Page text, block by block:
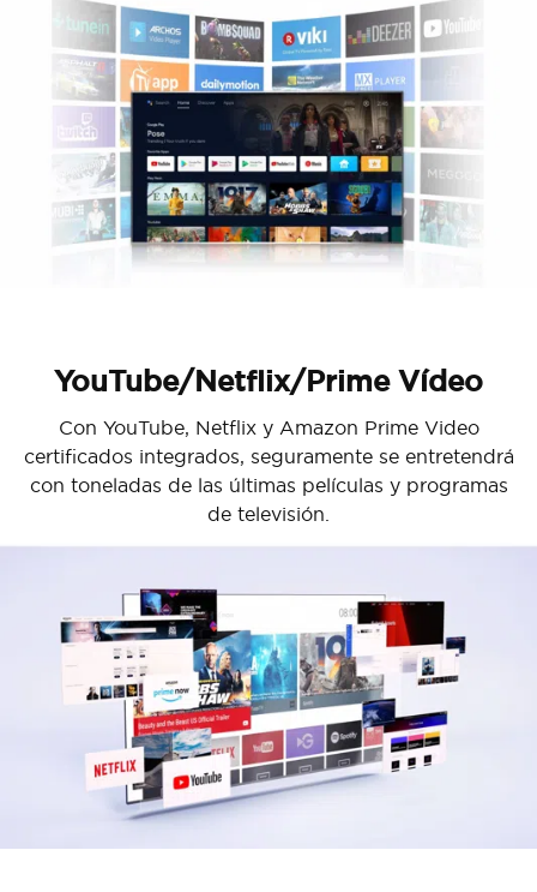
YouTube/Netflix/Prime Vídeo
Con YouTube, Netflix y Amazon Prime Video
certificados integrados, seguramente se entretendrá
con toneladas de las últimas películas y programas
de televisión.